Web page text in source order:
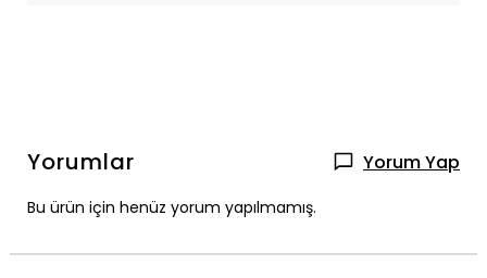
Yorumlar Yorum Yap
Bu ürün için henüz yorum yapılmamış.